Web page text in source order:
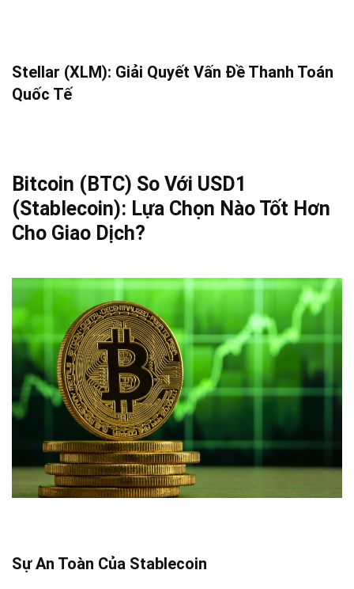
Stellar (XLM): Giải Quyết Vấn Đề Thanh Toán
Quốc Tế
Bitcoin (BTC) So Với USD1
(Stablecoin): Lựa Chọn Nào Tốt Hơn
Cho Giao Dịch?
Sự An Toàn Của Stablecoin